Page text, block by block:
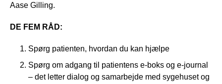
Aase Gilling.
DE FEM RÅD:
Spørg patienten, hvordan du kan hjælpe
Spørg om adgang til patientens e-boks og e-journal
– det letter dialog og samarbejde med sygehuset og